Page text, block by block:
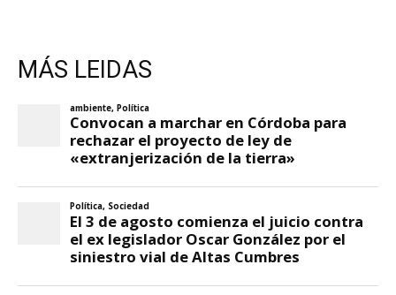
MÁS LEIDAS